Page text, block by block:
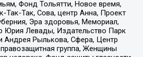
Фонд Тольятти, Новое время,
Так-Так, Сова, центр Анна, Проект
Эра здоровья, Мемориал,
Юрия Левады, Издательство Парк
Андрея Рылькова, Сфера, Центр
группа, Женщины